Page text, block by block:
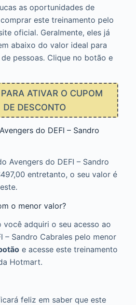
as oportunidades de
este treinamento pelo
oficial. Geralmente, eles já
abaixo do valor ideal para
pessoas. Clique no botão e
ATIVAR O CUPOM
DE DESCONTO
do DEFI – Sandro
Avengers do DEFI – Sandro
entretanto, o seu valor é
o menor valor?
adquiri o seu acesso ao
– Sandro Cabrales pelo menor
e acesse este treinamento
Hotmart.
feliz em saber que este